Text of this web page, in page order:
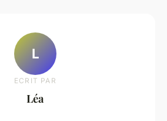
L
ECRIT PAR
Léa